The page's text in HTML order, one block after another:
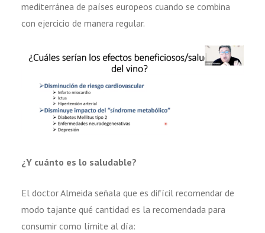
mediterránea de países europeos cuando se combina
con ejercicio de manera regular.
¿Y cuánto es lo saludable?
El doctor Almeida señala que es difícil recomendar de
modo tajante qué cantidad es la recomendada para
consumir como límite al día: